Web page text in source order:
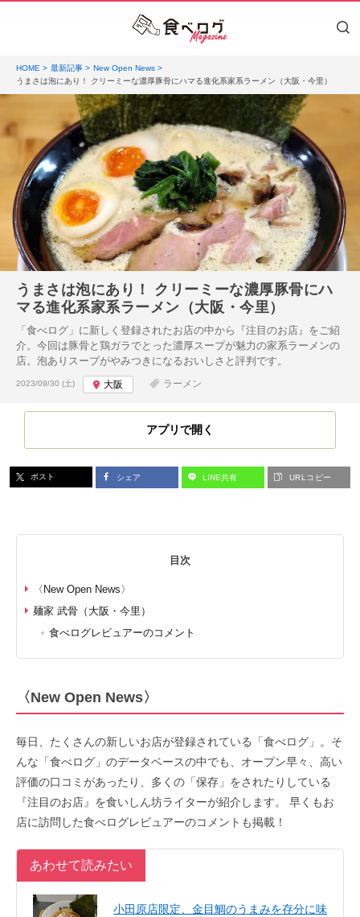
HOME 最新記事
New Open News
うまさは泡にあり！ クリーミーな濃厚豚骨にハマる進化系家系ラーメン（大阪・今里）
うまさは泡にあり！ クリーミーな濃厚豚骨にハ
マる進化系家系ラーメン（大阪・今里）
「食べログ」に新しく登録されたお店の中から『注目のお店』をご紹
介。今回は豚骨と鶏ガラでとった濃厚スープが魅力の家系ラーメンの
店。泡ありスープがやみつきになるおいしさと評判です。
投稿日:
2023/09/30 (土) 大阪 ラーメン
アプリで開く
ポスト シェア LINE共有 URLコピー
目次
〈New Open News〉
麺家 武骨（大阪・今里）
食べログレビュアーのコメント
〈New Open News〉
毎日、たくさんの新しいお店が登録されている「食べログ」。そ
んな「食べログ」のデータベースの中でも、オープン早々、高い
評価の口コミがあったり、多くの「保存」をされたりしている
『注目のお店』を食いしん坊ライターが紹介します。 早くもお
店に訪問した食べログレビュアーのコメントも掲載！
あわせて読みたい
小田原店限定、金目鯛のうまみを存分に味